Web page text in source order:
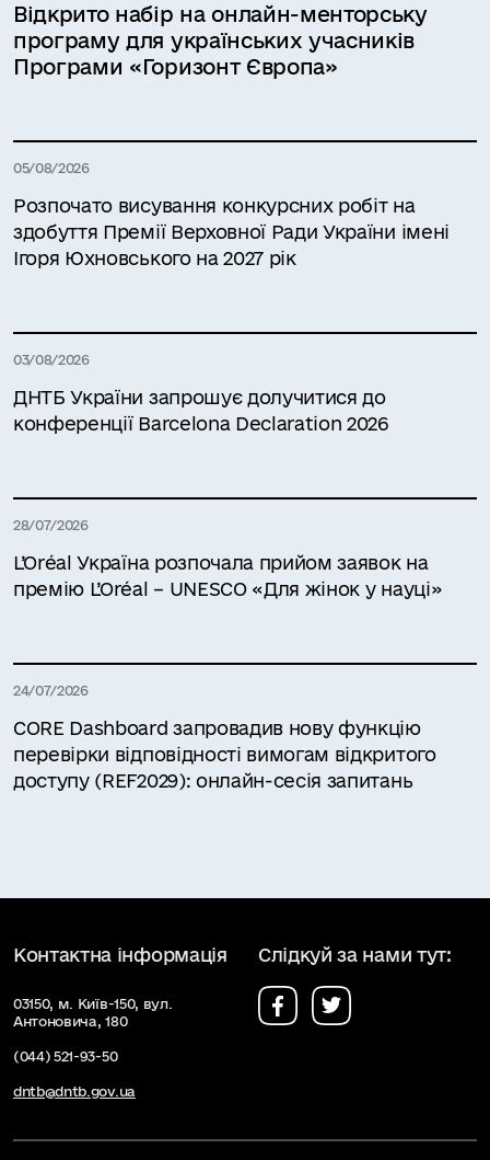
Відкрито набір на онлайн-менторську
програму для українських учасників
Програми «Горизонт Європа»
05/08/2026
Розпочато висування конкурсних робіт на
здобуття Премії Верховної Ради України імені
Ігоря Юхновського на 2027 рік
03/08/2026
ДНТБ України запрошує долучитися до
конференції Barcelona Declaration 2026
28/07/2026
L’Oréal Україна розпочала прийом заявок на
премію L’Oréal – UNESCO «Для жінок у науці»
24/07/2026
CORE Dashboard запровадив нову функцію
перевірки відповідності вимогам відкритого
доступу (REF2029): онлайн-сесія запитань
Контактна інформація
03150, м. Київ-150, вул.
Антоновича, 180
(044) 521-93-50
dntb@dntb.gov.ua
Слідкуй за нами тут: